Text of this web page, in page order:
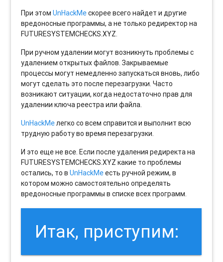
При этомUnHackMeскорее всего найдет и другие
вредоносные программы, а не только редиректор на
FUTURESYSTEMCHECKS.XYZ.
При ручном удалении могут возникнуть проблемы с
удалением открытых файлов. Закрываемые
процессы могут немедленно запускаться вновь, либо
могут сделать это после перезагрузки. Часто
возникают ситуации, когда недостаточно прав для
удалении ключа реестра или файла.
UnHackMeлегко со всем справится и выполнит всю
трудную работу во время перезагрузки.
И это еще не все. Если после удаления редиректа на
FUTURESYSTEMCHECKS.XYZ какие то проблемы
остались, то вUnHackMeесть ручной режим, в
котором можно самостоятельно определять
вредоносные программы в списке всех программ.
Итак, приступим: